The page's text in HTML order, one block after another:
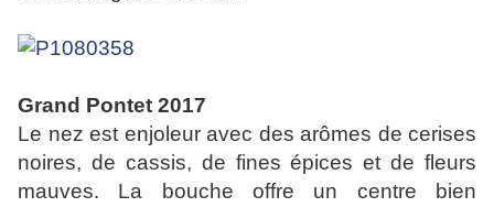
Grand Pontet 2017
Le nez est enjoleur avec des arômes de cerises
noires, de cassis, de fines épices et de fleurs
mauves. La bouche offre un centre bien